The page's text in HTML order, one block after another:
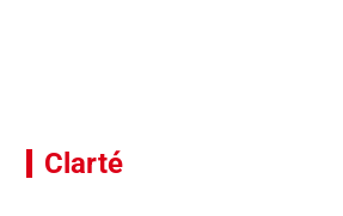
Clarté